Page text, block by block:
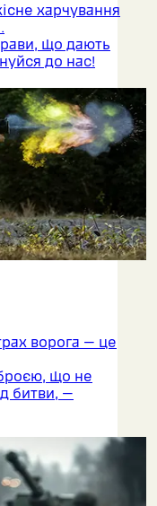
харчування
що дають
до нас!
ворога — це
що не
битви, —